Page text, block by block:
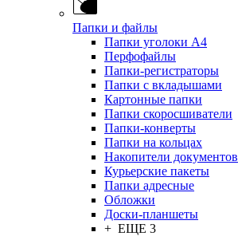
Папки и файлы
Папки уголоки А4
Перфофайлы
Папки-регистраторы
Папки с вкладышами
Картонные папки
Папки скоросшиватели
Папки-конверты
Папки на кольцах
Накопители документов
Курьерские пакеты
Папки адресные
Обложки
Доски-планшеты
+ ЕЩЕ 3